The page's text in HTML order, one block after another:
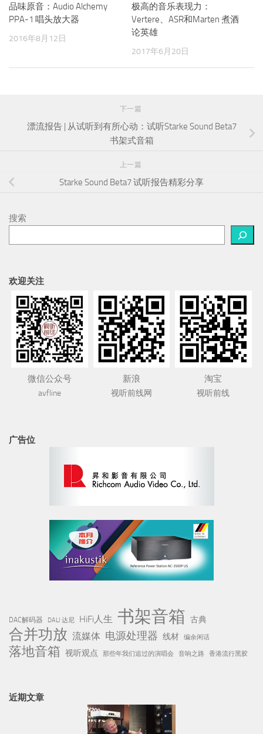
品味原音：Audio Alchemy
PPA-1 唱头放大器
2016年8月12日
极高的音乐表现力：
Vertere、ASR和Marten 煮酒
论英雄
2017年6月20日
下一篇
漂流报告 | 从试听到有所心动：试听Starke Sound Beta7
书架式音箱
上一篇
Starke Sound Beta7 试听报告精彩分享
搜索
欢迎关注
微信公众号
avfline
新浪
视听前线网
淘宝
视听前线
广告位
DAC解码器 DALI 达尼 HiFi人生 书架音箱 古典
合并功放 流媒体 电源处理器 线材 编余闲话
落地音箱 视听观点 那些年我们追过的演唱会 音响之路 香港流行黑胶
近期文章